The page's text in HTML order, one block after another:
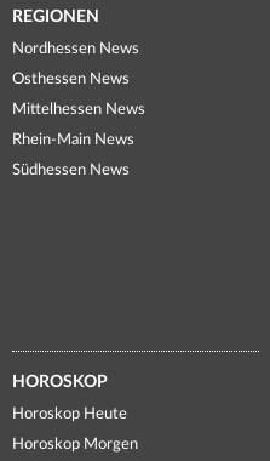
REGIONEN
Nordhessen News
Osthessen News
Mittelhessen News
Rhein-Main News
Südhessen News
HOROSKOP
Horoskop Heute
Horoskop Morgen